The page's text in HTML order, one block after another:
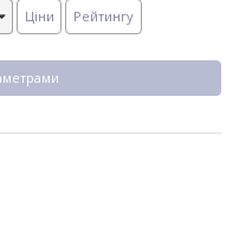
Ціни Рейтингу